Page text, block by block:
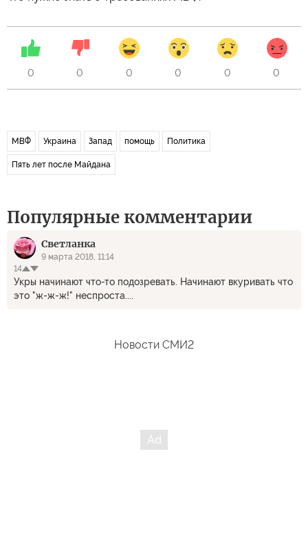
0 0 0 0 0 0
МВФ Украина Запад помощь Политика
Пять лет после Майдана
Популярные комментарии
Светланка
9 марта 2018, 11:14
14
Укры начинают что-то подозревать. Начинают вкуривать что
это "ж-ж-ж!" неспроста....
Новости СМИ2